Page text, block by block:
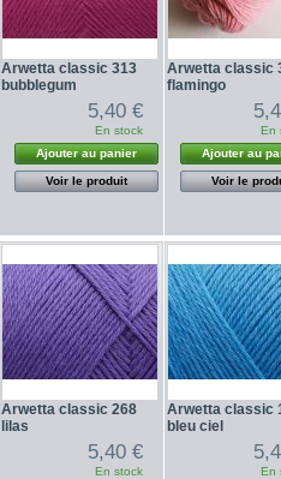
Arwetta classic 313
bubblegum
5,40 €
En stock
Ajouter au panier
Voir le produit
Arwetta classic
flamingo
En
Ajouter au
Voir le
Arwetta classic 268
lilas
5,40 €
En stock
Arwetta classic
bleu ciel
En